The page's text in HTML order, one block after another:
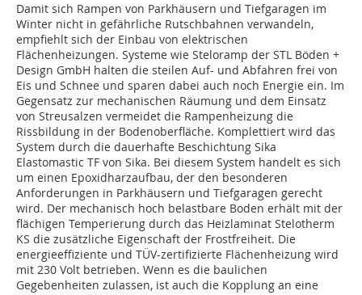
Damit sich Rampen von Parkhäusern und Tiefgaragen im
Winter nicht in gefährliche Rutschbahnen verwandeln,
empfiehlt sich der Einbau von elektrischen
Flächenheizungen. Systeme wie Steloramp der STL Böden +
Design GmbH halten die steilen Auf- und Abfahren frei von
Eis und Schnee und sparen dabei auch noch Energie ein. Im
Gegensatz zur mechanischen Räumung und dem Einsatz
von Streusalzen vermeidet die Rampenheizung die
Rissbildung in der Bodenoberfläche. Komplettiert wird das
System durch die dauerhafte Beschichtung Sika
Elastomastic TF von Sika. Bei diesem System handelt es sich
um einen Epoxidharzaufbau, der den besonderen
Anforderungen in Parkhäusern und Tiefgaragen gerecht
wird. Der mechanisch hoch belastbare Boden erhält mit der
flächigen Temperierung durch das Heizlaminat Stelotherm
KS die zusätzliche Eigenschaft der Frostfreiheit. Die
energieeffiziente und TÜV-zertifizierte Flächenheizung wird
mit 230 Volt betrieben. Wenn es die baulichen
Gegebenheiten zulassen, ist auch die Kopplung an eine